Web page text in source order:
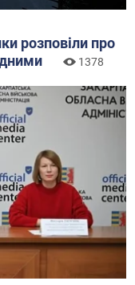
розповіли про
1378